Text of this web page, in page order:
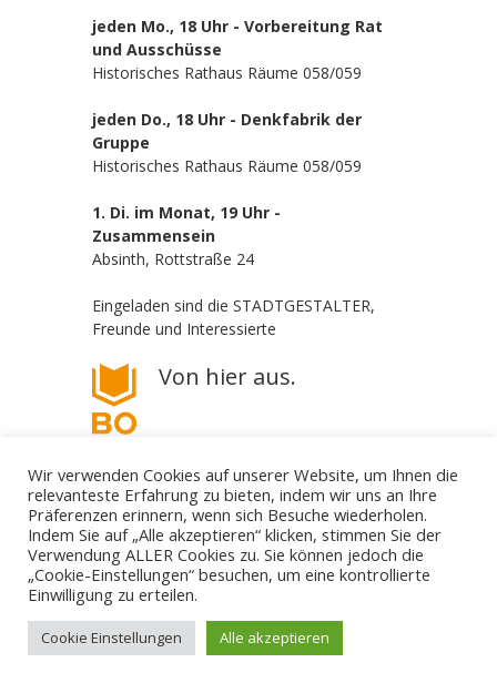
jeden Mo., 18 Uhr - Vorbereitung Rat
und Ausschüsse
Historisches Rathaus Räume 058/059
jeden Do., 18 Uhr - Denkfabrik der
Gruppe
Historisches Rathaus Räume 058/059
1. Di. im Monat, 19 Uhr -
Zusammensein
Absinth, Rottstraße 24
Eingeladen sind die STADTGESTALTER,
Freunde und Interessierte
Von hier aus.
Die STADTGESTALTER - politisch aber parteilos
Gestalte deine Stadt. - Für Bürgerbeteiligung! - Gegen
mail@die-stadtgestalter.de
Wir verwenden Cookies auf unserer Website, um Ihnen die
relevanteste Erfahrung zu bieten, indem wir uns an Ihre
Präferenzen erinnern, wenn sich Besuche wiederholen.
Indem Sie auf „Alle akzeptieren“ klicken, stimmen Sie der
Verwendung ALLER Cookies zu. Sie können jedoch die
„Cookie-Einstellungen“ besuchen, um eine kontrollierte
Einwilligung zu erteilen.
Cookie Einstellungen Alle akzeptieren